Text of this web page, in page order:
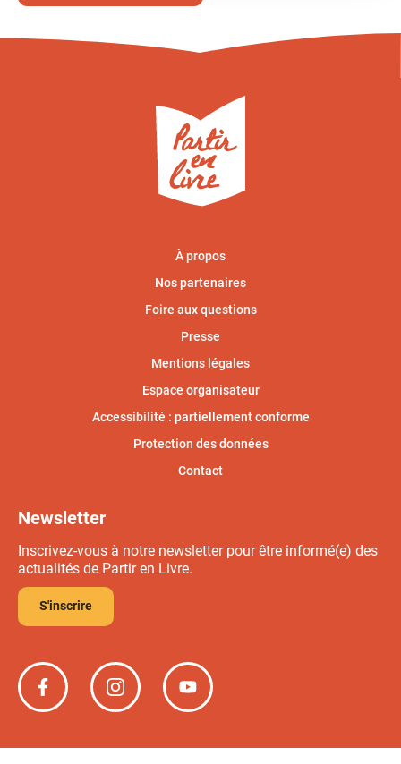
À propos
Nos partenaires
Foire aux questions
Presse
Mentions légales
Espace organisateur
Accessibilité : partiellement conforme
Protection des données
Contact
Newsletter
Inscrivez-vous à notre newsletter pour être informé(e) des
actualités de Partir en Livre.
S'inscrire
Partir
en
sur
Partir
en
sur
Partir
en
sur